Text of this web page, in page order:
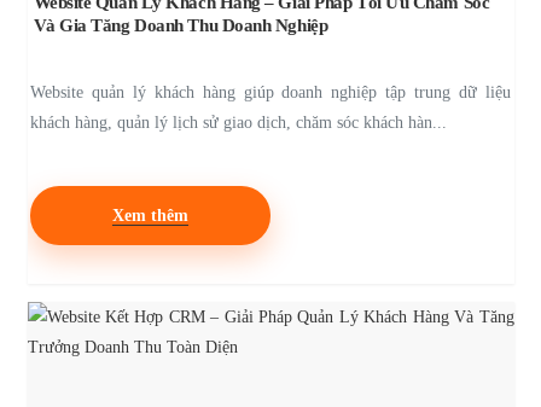
Và Gia Tăng Doanh Thu Doanh Nghiệp
Website quản lý khách hàng giúp doanh nghiệp tập trung dữ liệu
khách hàng, quản lý lịch sử giao dịch, chăm sóc khách hàn...
Xem thêm